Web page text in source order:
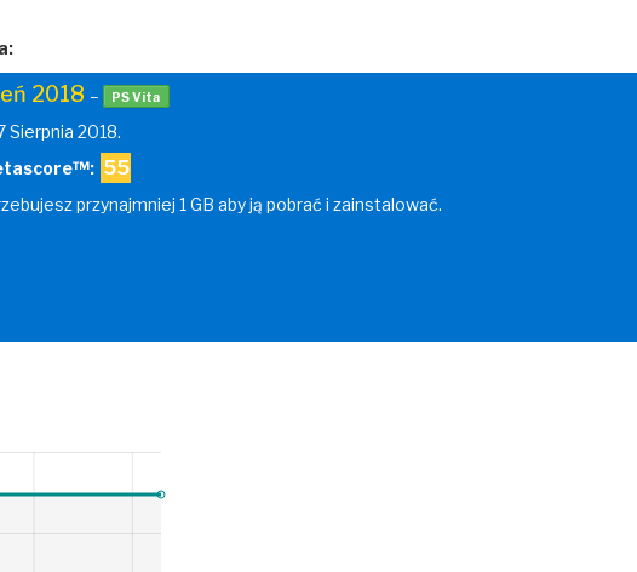
2018 – PS Vita
Sierpnia 2018.
55
przynajmniej 1 GB aby ją pobrać i zainstalować.